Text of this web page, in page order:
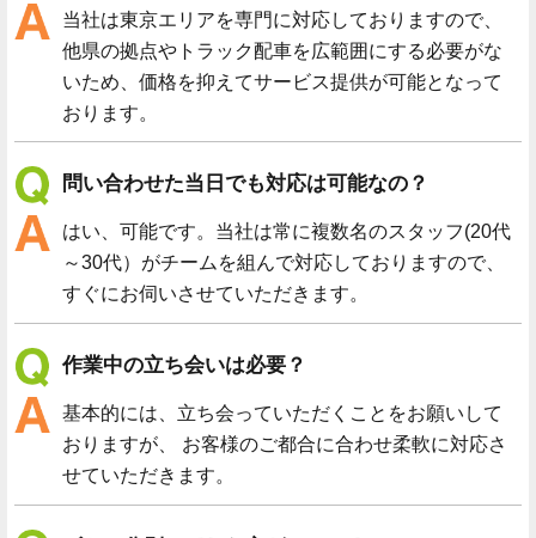
当社は東京エリアを専門に対応しておりますので、
他県の拠点やトラック配車を広範囲にする必要がな
いため、価格を抑えてサービス提供が可能となって
おります。
問い合わせた当日でも対応は可能なの？
はい、可能です。当社は常に複数名のスタッフ(20代
～30代）がチームを組んで対応しておりますので、
すぐにお伺いさせていただきます。
作業中の立ち会いは必要？
基本的には、立ち会っていただくことをお願いして
おりますが、 お客様のご都合に合わせ柔軟に対応さ
せていただきます。